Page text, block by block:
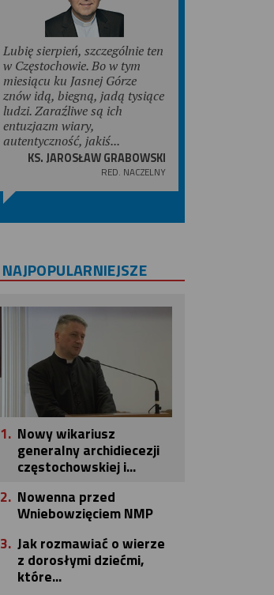
Lubię sierpień, szczególnie ten
w Częstochowie. Bo w tym
miesiącu ku Jasnej Górze
znów idą, biegną, jadą tysiące
ludzi. Zaraźliwe są ich
entuzjazm wiary,
autentyczność, jakiś...
KS. JAROSŁAW GRABOWSKI
RED. NACZELNY
NAJPOPULARNIEJSZE
1. Nowy wikariusz
generalny archidiecezji
częstochowskiej i...
2. Nowenna przed
Wniebowzięciem NMP
3. Jak rozmawiać o wierze
z dorosłymi dziećmi,
które...